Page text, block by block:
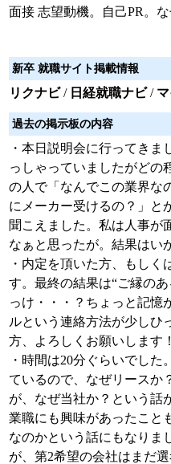
面接 志望動機。自己PR。
新卒 就職サイト掲載情報
リクナビ/ 日経就職ナビ/
過去の掲示板の内容
・本日説明会に行ってき
っしゃっていましたがどの
の人で「なんでこの業界な
にメーカー受けるの？」と
聞こえました。私は人事が
なぁと思ったが。結果はい
・内定を頂いた方、もし
す。最終の結果は“ご縁の
っけ・・・？ちょっと記憶
ルという連絡方法が少しひ
方、よろしくお願いします
・時間は20分ぐらいでし
ているので、なぜリースか
が、なぜ当社か？という話
業職にも興味があったこと
なのかという話にもなりま
が、第2希望の会社はまだ